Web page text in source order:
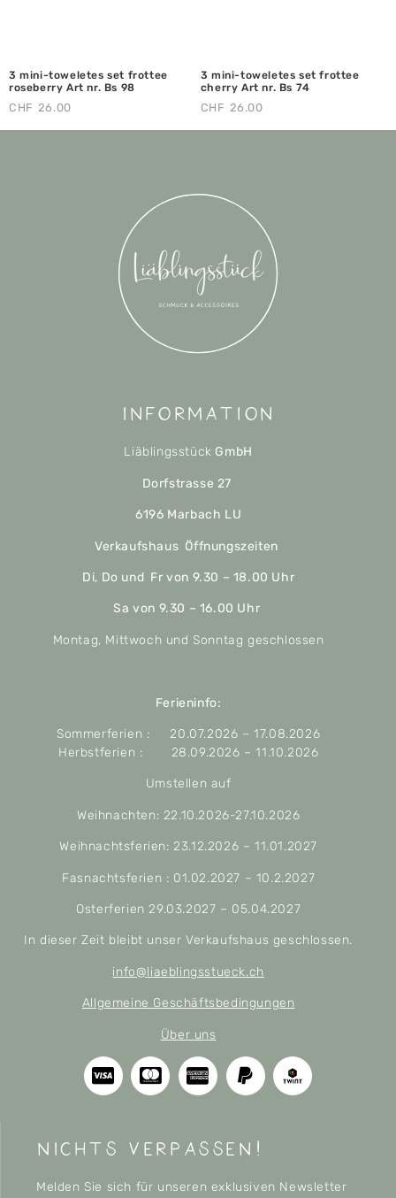
3 mini-toweletes set frottee
roseberry Art nr. Bs 98
CHF 26.00
3 mini-toweletes set frottee
cherry Art nr. Bs 74
CHF 26.00
Information
Liäblingsstück GmbH
Dorfstrasse 27
6196 Marbach LU
Verkaufshaus Öffnungszeiten
Di, Do und Fr von 9.30 – 18.00 Uhr
Sa von 9.30 – 16.00 Uhr
Montag, Mittwoch und Sonntag geschlossen
Ferieninfo:
Sommerferien : 20.07.2026 – 17.08.2026
Herbstferien : 28.09.2026 – 11.10.2026
Umstellen auf
Weihnachten: 22.10.2026-27.10.2026
Weihnachtsferien: 23.12.2026 – 11.01.2027
Fasnachtsferien : 01.02.2027 – 10.2.2027
Osterferien 29.03.2027 – 05.04.2027
In dieser Zeit bleibt unser Verkaufshaus geschlossen.
info@liaeblingsstueck.ch
Allgemeine Geschäftsbedingungen
Über uns
nichts verpassen!
Melden Sie sich für unseren exklusiven Newsletter